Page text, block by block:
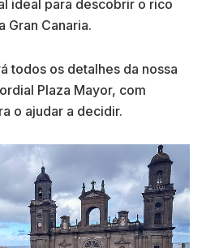
ideal para descobrir o rico
Gran Canaria.
todos os detalhes da nossa
Plaza Mayor, com
o ajudar a decidir.